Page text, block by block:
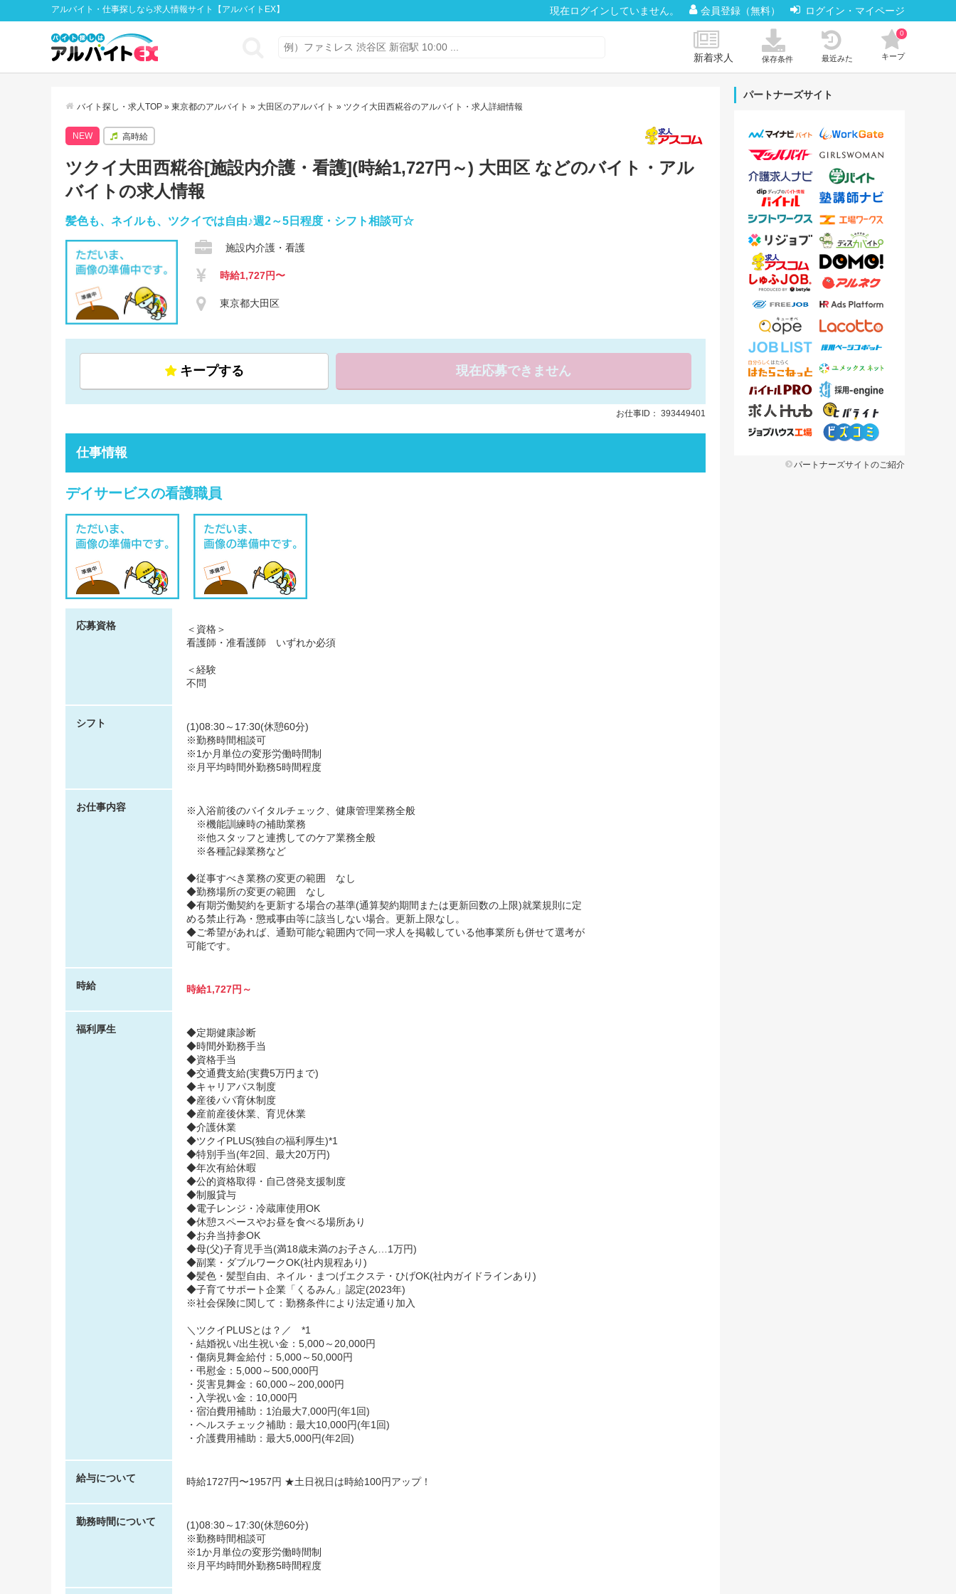
アルバイト・仕事探しなら求人情報サイト【アルバイトEX】 現在ログインしていません。 会員登録（無料） ログイン・マイページ
新着求人 保存条件 最近みた キープ
0
バイト探し・求人TOP » 東京都のアルバイト » 大田区のアルバイト » ツクイ大田西糀谷のアルバイト・求人詳細情報
NEW 高時給
ツクイ大田西糀谷[施設内介護・看護](時給1,727円～) 大田区 などのバイト・アル
バイトの求人情報
髪色も、ネイルも、ツクイでは自由♪週2～5日程度・シフト相談可☆
施設内介護・看護
時給1,727円〜
東京都大田区
キープする 現在応募できません
お仕事ID： 393449401
仕事情報
デイサービスの看護職員
応募資格
＜資格＞
看護師・准看護師 いずれか必須
＜経験
不問
シフト
(1)08:30～17:30(休憩60分)
※勤務時間相談可
※1か月単位の変形労働時間制
※月平均時間外勤務5時間程度
お仕事内容
※入浴前後のバイタルチェック、健康管理業務全般
※機能訓練時の補助業務
※他スタッフと連携してのケア業務全般
※各種記録業務など
◆従事すべき業務の変更の範囲 なし
◆勤務場所の変更の範囲 なし
◆有期労働契約を更新する場合の基準(通算契約期間または更新回数の上限)就業規則に定
める禁止行為・懲戒事由等に該当しない場合。更新上限なし。
◆ご希望があれば、通勤可能な範囲内で同一求人を掲載している他事業所も併せて選考が
可能です。
時給 時給1,727円～
福利厚生
◆定期健康診断
◆時間外勤務手当
◆資格手当
◆交通費支給(実費5万円まで)
◆キャリアパス制度
◆産後パパ育休制度
◆産前産後休業、育児休業
◆介護休業
◆ツクイPLUS(独自の福利厚生)*1
◆特別手当(年2回、最大20万円)
◆年次有給休暇
◆公的資格取得・自己啓発支援制度
◆制服貸与
◆電子レンジ・冷蔵庫使用OK
◆休憩スペースやお昼を食べる場所あり
◆お弁当持参OK
◆母(父)子育児手当(満18歳未満のお子さん…1万円)
◆副業・ダブルワークOK(社内規程あり)
◆髪色・髪型自由、ネイル・まつげエクステ・ひげOK(社内ガイドラインあり)
◆子育てサポート企業「くるみん」認定(2023年)
※社会保険に関して：勤務条件により法定通り加入
＼ツクイPLUSとは？／ *1
・結婚祝い/出生祝い金：5,000～20,000円
・傷病見舞金給付：5,000～50,000円
・弔慰金：5,000～500,000円
・災害見舞金：60,000～200,000円
・入学祝い金：10,000円
・宿泊費用補助：1泊最大7,000円(年1回)
・ヘルスチェック補助：最大10,000円(年1回)
・介護費用補助：最大5,000円(年2回)
給与について 時給1727円〜1957円 ★土日祝日は時給100円アップ！
勤務時間について
(1)08:30～17:30(休憩60分)
※勤務時間相談可
※1か月単位の変形労働時間制
※月平均時間外勤務5時間程度
パートナーズサイト
パートナーズサイトのご紹介